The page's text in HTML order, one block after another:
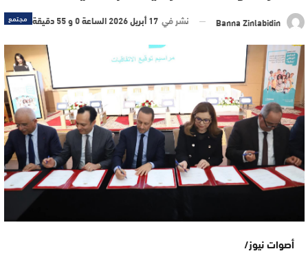
مجتمع Banna Zinlabidin نشر في 17 أبريل 2026 الساعة 0 و 55 دقيقة
أصوات نيوز/